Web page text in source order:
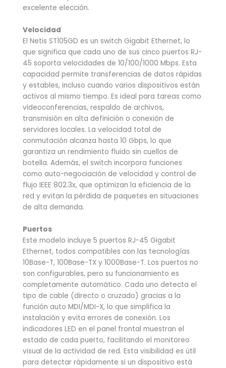
excelente elección.
Velocidad
El Netis ST105GD es un switch Gigabit Ethernet, lo
que significa que cada uno de sus cinco puertos RJ-
45 soporta velocidades de 10/100/1000 Mbps. Esta
capacidad permite transferencias de datos rápidas
y estables, incluso cuando varios dispositivos están
activos al mismo tiempo. Es ideal para tareas como
videoconferencias, respaldo de archivos,
transmisión en alta definición o conexión de
servidores locales. La velocidad total de
conmutación alcanza hasta 10 Gbps, lo que
garantiza un rendimiento fluido sin cuellos de
botella. Además, el switch incorpora funciones
como auto-negociación de velocidad y control de
flujo IEEE 802.3x, que optimizan la eficiencia de la
red y evitan la pérdida de paquetes en situaciones
de alta demanda.
Puertos
Este modelo incluye 5 puertos RJ-45 Gigabit
Ethernet, todos compatibles con las tecnologías
10Base-T, 100Base-TX y 1000Base-T. Los puertos no
son configurables, pero su funcionamiento es
completamente automático. Cada uno detecta el
tipo de cable (directo o cruzado) gracias a la
función auto MDI/MDI-X, lo que simplifica la
instalación y evita errores de conexión. Los
indicadores LED en el panel frontal muestran el
estado de cada puerto, facilitando el monitoreo
visual de la actividad de red. Esta visibilidad es útil
para detectar rápidamente si un dispositivo está